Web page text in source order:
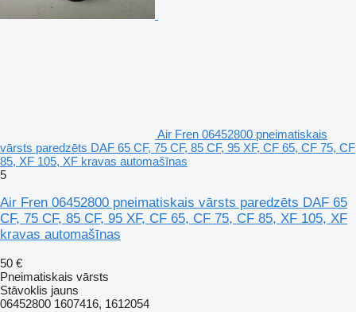
Air Fren 06452800 pneimatiskais
vārsts paredzēts DAF 65 CF, 75 CF, 85 CF, 95 XF, CF 65, CF 75, CF
85, XF 105, XF kravas automašīnas
5
Air Fren 06452800 pneimatiskais vārsts paredzēts DAF 65
CF, 75 CF, 85 CF, 95 XF, CF 65, CF 75, CF 85, XF 105, XF
kravas automašīnas
50 €
Pneimatiskais vārsts
Stāvoklis jauns
06452800 1607416, 1612054